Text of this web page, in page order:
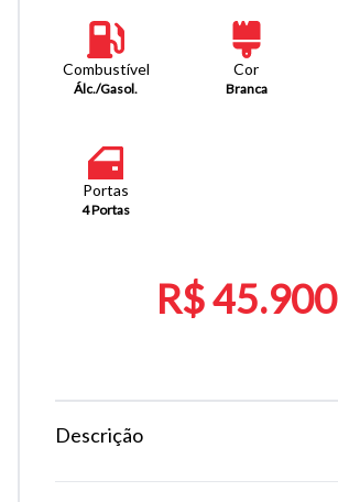
Combustível
Álc./Gasol.
Cor
Branca
Portas
4 Portas
R$ 45.900
Descrição